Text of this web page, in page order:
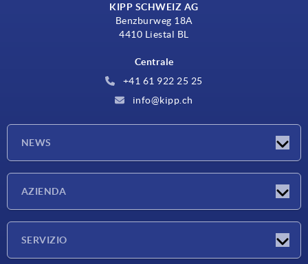
KIPP SCHWEIZ AG
Benzburweg 18A
4410 Liestal BL
Centrale
+41 61 922 25 25
info@kipp.ch
NEWS
AZIENDA
SERVIZIO